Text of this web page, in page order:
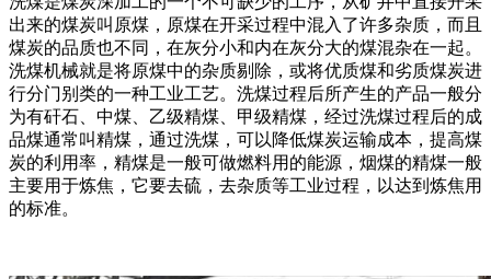
出来的煤炭叫原煤，原煤在开采过程中混入了许多杂质，而且
煤炭的品质也不同，在灰分小和内在灰分大的煤混杂在一起。
洗煤机械就是将原煤中的杂质剔除，或将优质煤和劣质煤炭进
行分门别类的一种工业工艺。洗煤过程后所产生的产品一般分
为有矸石、中煤、乙级精煤、甲级精煤，经过洗煤过程后的成
品煤通常叫精煤，通过洗煤，可以降低煤炭运输成本，提高煤
炭的利用率，精煤是一般可做燃料用的能源，烟煤的精煤一般
主要用于炼焦，它要去硫，去杂质等工业过程，以达到炼焦用
的标准。